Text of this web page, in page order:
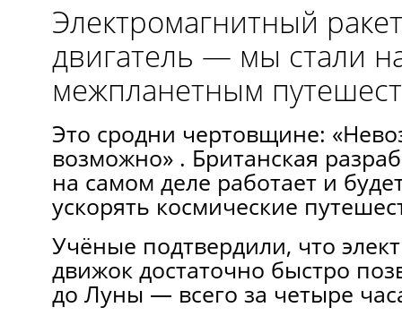
Электромагнитный
двигатель — мы стали
межпланетным
Это сродни чертовщине:
возможно» . Британская
на самом деле работает и
ускорять космические
Учёные подтвердили, что
движок достаточно быстро
до Луны — всего за четыре